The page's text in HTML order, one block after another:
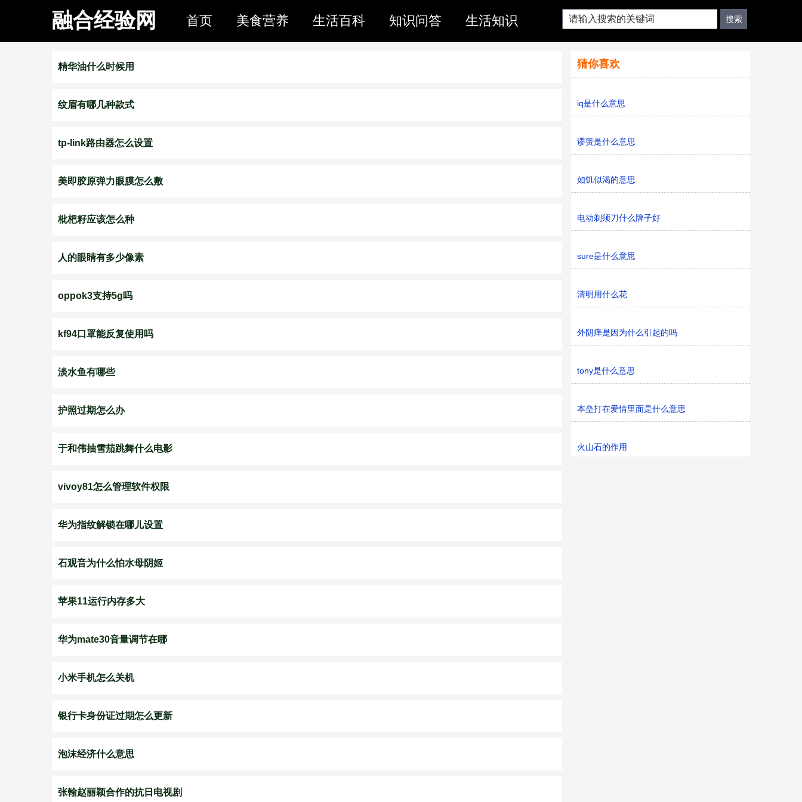
融合经验网 首页 美食营养 生活百科 知识问答 生活知识
精华油什么时候用
纹眉有哪几种款式
tp-link路由器怎么设置
美即胶原弹力眼膜怎么敷
枇杷籽应该怎么种
人的眼睛有多少像素
oppok3支持5g吗
kf94口罩能反复使用吗
淡水鱼有哪些
护照过期怎么办
于和伟抽雪茄跳舞什么电影
vivoy81怎么管理软件权限
华为指纹解锁在哪儿设置
石观音为什么怕水母阴姬
苹果11运行内存多大
华为mate30音量调节在哪
小米手机怎么关机
银行卡身份证过期怎么更新
泡沫经济什么意思
张翰赵丽颖合作的抗日电视剧
猜你喜欢
iq是什么意思
谬赞是什么意思
如饥似渴的意思
电动剃须刀什么牌子好
sure是什么意思
清明用什么花
外阴痒是因为什么引起的吗
tony是什么意思
本垒打在爱情里面是什么意思
火山石的作用